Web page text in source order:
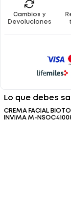
Cambios y
Devoluciones
Lo que debes
CREMA FACIAL
INVIMA M-